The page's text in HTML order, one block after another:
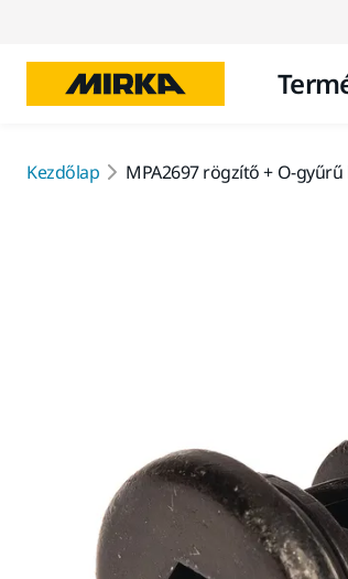
Kezdőlap MPA2697 rögzítő + O-gyűrű